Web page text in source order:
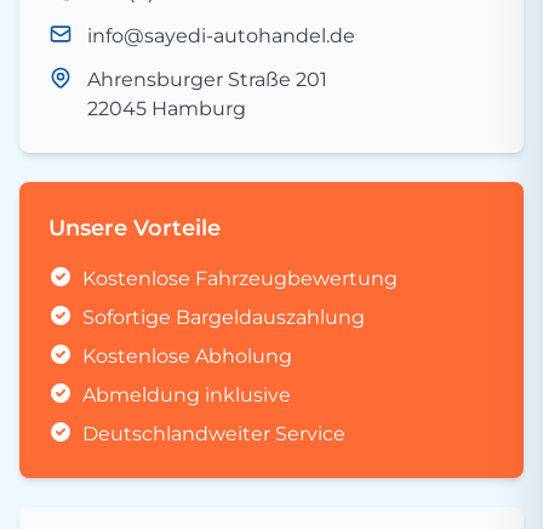
info@sayedi-autohandel.de
Ahrensburger Straße 201
22045 Hamburg
Unsere Vorteile
Kostenlose Fahrzeugbewertung
Sofortige Bargeldauszahlung
Kostenlose Abholung
Abmeldung inklusive
Deutschlandweiter Service